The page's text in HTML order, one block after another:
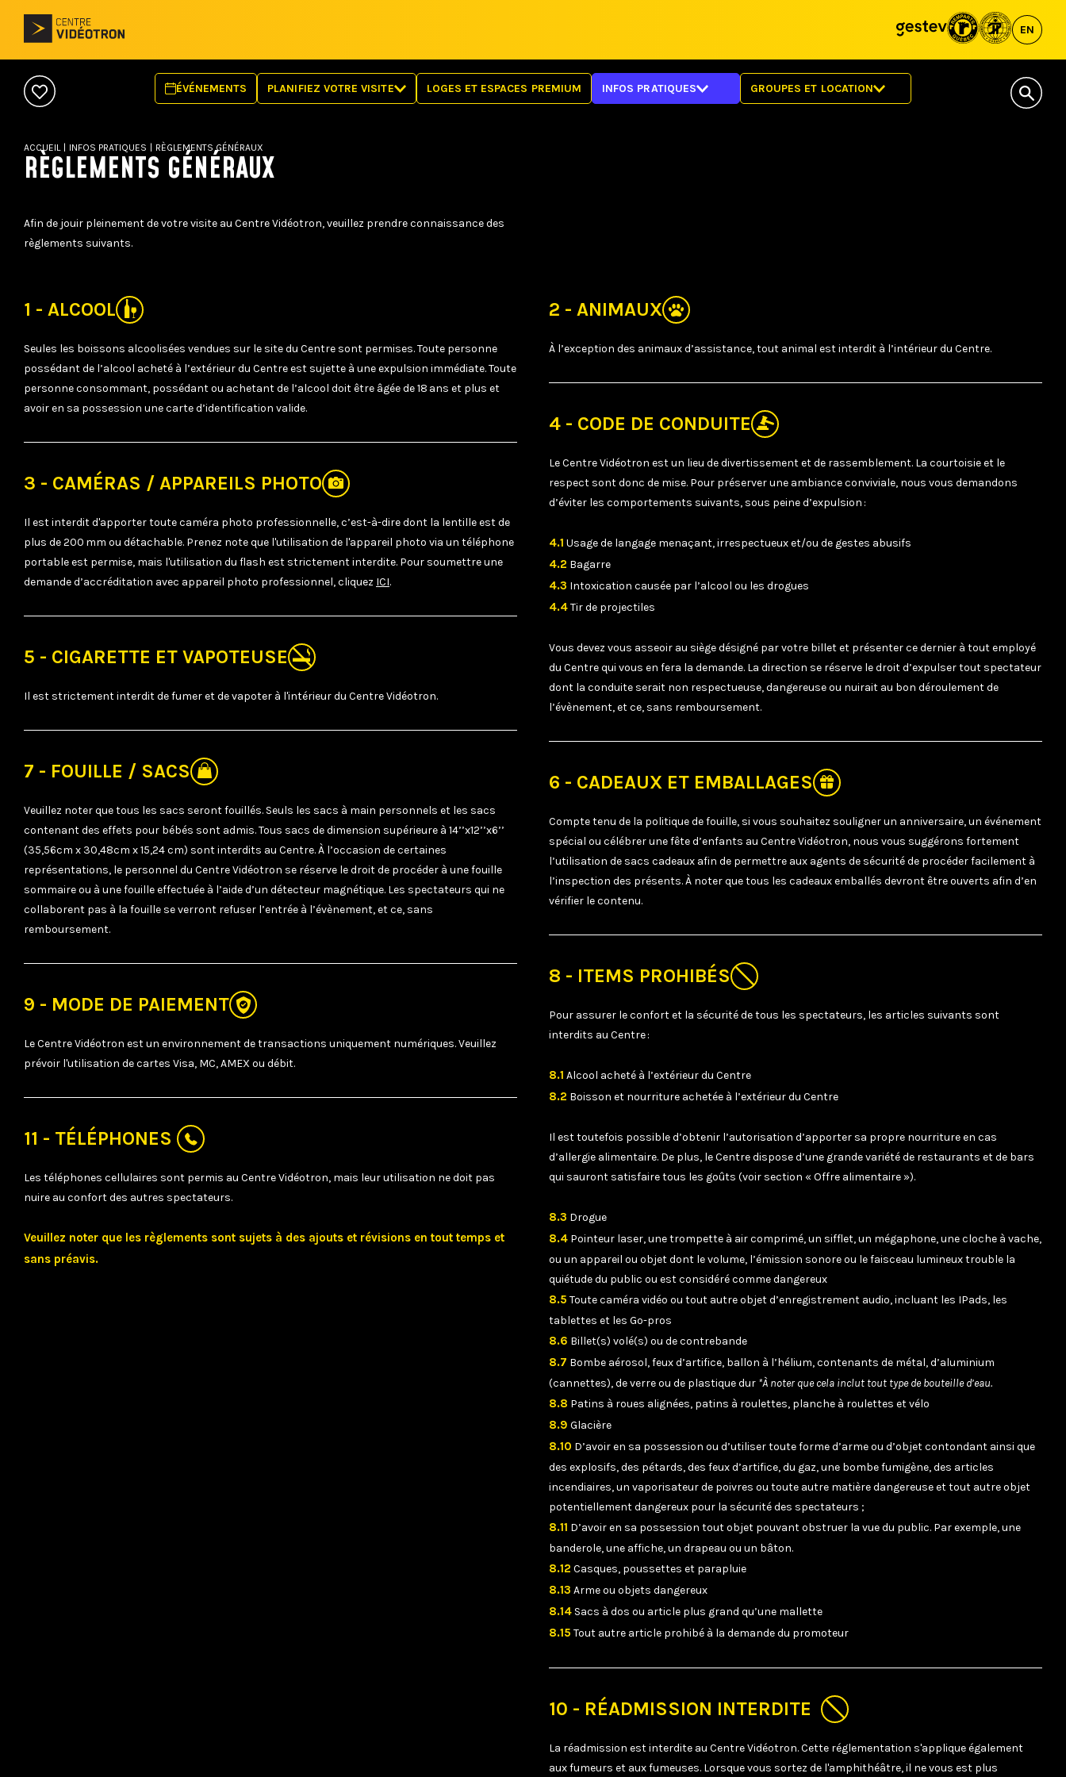
EN
ÉVÉNEMENTS
PLANIFIEZ VOTRE VISITE
MOBILITÉ RÉDUITE
LOGES ET ESPACES PREMIUM
INFOS PRATIQUES
GROUPES ET LOCATION
ACCUEIL INFOS PRATIQUES RÈGLEMENTS GÉNÉRAUX
RÈGLEMENTS GÉNÉRAUX
Afin de jouir pleinement de votre visite au Centre Vidéotron, veuillez prendre connaissance des
règlements suivants.
1 - ALCOOL
Seules les boissons alcoolisées vendues sur le site du Centre sont permises. Toute personne
possédant de l’alcool acheté à l’extérieur du Centre est sujette à une expulsion immédiate. Toute
personne consommant, possédant ou achetant de l’alcool doit être âgée de 18 ans et plus et
avoir en sa possession une carte d’identification valide.
3 - CAMÉRAS / APPAREILS PHOTO
Il est interdit d'apporter toute caméra photo professionnelle, c’est-à-dire dont la lentille est de
plus de 200 mm ou détachable. Prenez note que l'utilisation de l'appareil photo via un téléphone
portable est permise, mais l'utilisation du flash est strictement interdite. Pour soumettre une
demande d’accréditation avec appareil photo professionnel, cliquez ICI.
5 - CIGARETTE ET VAPOTEUSE
Il est strictement interdit de fumer et de vapoter à l'intérieur du Centre Vidéotron.
7 - FOUILLE / SACS
Veuillez noter que tous les sacs seront fouillés. Seuls les sacs à main personnels et les sacs
contenant des effets pour bébés sont admis. Tous sacs de dimension supérieure à 14’’x12’’x6’’
(35,56cm x 30,48cm x 15,24 cm) sont interdits au Centre. À l’occasion de certaines
représentations, le personnel du Centre Vidéotron se réserve le droit de procéder à une fouille
sommaire ou à une fouille effectuée à l’aide d’un détecteur magnétique. Les spectateurs qui ne
collaborent pas à la fouille se verront refuser l’entrée à l’évènement, et ce, sans
remboursement.
9 - MODE DE PAIEMENT
Le Centre Vidéotron est un environnement de transactions uniquement numériques. Veuillez
prévoir l'utilisation de cartes Visa, MC, AMEX ou débit.
11 - TÉLÉPHONES
Les téléphones cellulaires sont permis au Centre Vidéotron, mais leur utilisation ne doit pas
nuire au confort des autres spectateurs.
Veuillez noter que les règlements sont sujets à des ajouts et révisions en tout temps et
sans préavis.
2 - ANIMAUX
À l’exception des animaux d’assistance, tout animal est interdit à l’intérieur du Centre.
4 - CODE DE CONDUITE
Le Centre Vidéotron est un lieu de divertissement et de rassemblement. La courtoisie et le
respect sont donc de mise. Pour préserver une ambiance conviviale, nous vous demandons
d’éviter les comportements suivants, sous peine d’expulsion :
4.1 Usage de langage menaçant, irrespectueux et/ou de gestes abusifs
4.2 Bagarre
4.3 Intoxication causée par l’alcool ou les drogues
4.4Tir de projectiles
Vous devez vous asseoir au siège désigné par votre billet et présenter ce dernier à tout employé
du Centre qui vous en fera la demande. La direction se réserve le droit d’expulser tout spectateur
dont la conduite serait non respectueuse, dangereuse ou nuirait au bon déroulement de
l’évènement, et ce, sans remboursement.
6 - CADEAUX ET EMBALLAGES
Compte tenu de la politique de fouille, si vous souhaitez souligner un anniversaire, un événement
spécial ou célébrer une fête d’enfants au Centre Vidéotron, nous vous suggérons fortement
l’utilisation de sacs cadeaux afin de permettre aux agents de sécurité de procéder facilement à
l’inspection des présents. À noter que tous les cadeaux emballés devront être ouverts afin d’en
vérifier le contenu.
8 - ITEMS PROHIBÉS
Pour assurer le confort et la sécurité de tous les spectateurs, les articles suivants sont
interdits au Centre :
8.1 Alcool acheté à l’extérieur du Centre
8.2 Boisson et nourriture achetée à l’extérieur du Centre
Il est toutefois possible d’obtenir l’autorisation d’apporter sa propre nourriture en cas
d’allergie alimentaire. De plus, le Centre dispose d’une grande variété de restaurants et de bars
qui sauront satisfaire tous les goûts (voir section « Offre alimentaire »).
8.3 Drogue
8.4 Pointeur laser, une trompette à air comprimé, un sifflet, un mégaphone, une cloche à vache,
ou un appareil ou objet dont le volume, l’émission sonore ou le faisceau lumineux trouble la
quiétude du public ou est considéré comme dangereux
8.5 Toute caméra vidéo ou tout autre objet d’enregistrement audio, incluant les IPads, les
tablettes et les Go-pros
8.6 Billet(s) volé(s) ou de contrebande
8.7 Bombe aérosol, feux d’artifice, ballon à l’hélium, contenants de métal, d’aluminium
(cannettes), de verre ou de plastique dur *À noter que cela inclut tout type de bouteille d’eau.
8.8 Patins à roues alignées, patins à roulettes, planche à roulettes et vélo
8.9 Glacière
8.10 D’avoir en sa possession ou d’utiliser toute forme d’arme ou d’objet contondant ainsi que
des explosifs, des pétards, des feux d’artifice, du gaz, une bombe fumigène, des articles
incendiaires, un vaporisateur de poivres ou toute autre matière dangereuse et tout autre objet
potentiellement dangereux pour la sécurité des spectateurs ;
8.11 D’avoir en sa possession tout objet pouvant obstruer la vue du public. Par exemple, une
banderole, une affiche, un drapeau ou un bâton.
8.12 Casques, poussettes et parapluie
8.13 Arme ou objets dangereux
8.14 Sacs à dos ou article plus grand qu’une mallette
8.15 Tout autre article prohibé à la demande du promoteur
10 - RÉADMISSION INTERDITE
La réadmission est interdite au Centre Vidéotron. Cette réglementation s'applique également
aux fumeurs et aux fumeuses. Lorsque vous sortez de l'amphithéâtre, il ne vous est plus